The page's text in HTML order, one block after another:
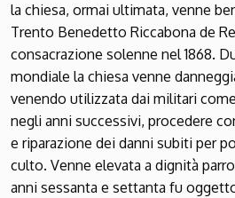
la chiesa, ormai ultimata, venne
Trento Benedetto Riccabona de
consacrazione solenne nel 1868.
mondiale la chiesa venne
venendo utilizzata dai militari
negli anni successivi, procedere
e riparazione dei danni subiti per
culto. Venne elevata a dignità
anni sessanta e settanta fu